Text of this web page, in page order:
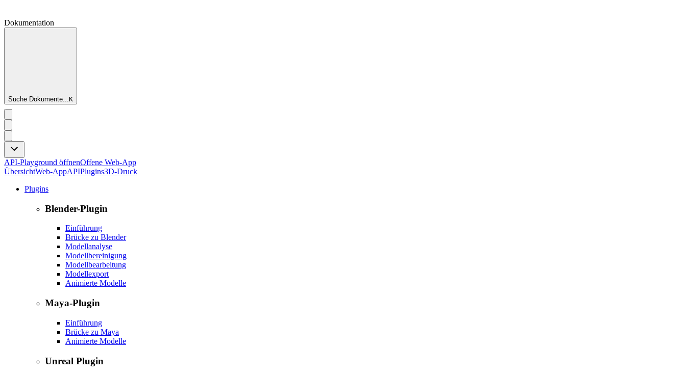
Dokumentation
Suche Dokumente...K
API-Playground öffnenOffene Web-App
ÜbersichtWeb-AppAPIPlugins3D-Druck
Plugins
Blender-Plugin
Einführung
Brücke zu Blender
Modellanalyse
Modellbereinigung
Modellbearbeitung
Modellexport
Animierte Modelle
Maya-Plugin
Einführung
Brücke zu Maya
Animierte Modelle
Unreal Plugin